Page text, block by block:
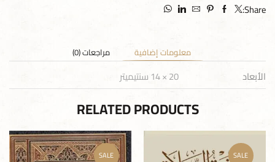
Share:
معلومات إضافية مراجعات (0)
الأبعاد 20 × 14 سنتيميتر
RELATED PRODUCTS
SALE
SALE